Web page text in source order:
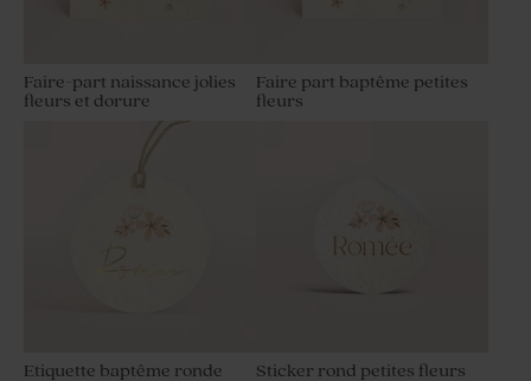
Faire-part naissance jolies
fleurs et dorure
Faire part baptême petites
fleurs
Etiquette baptême ronde
Sticker rond petites fleurs